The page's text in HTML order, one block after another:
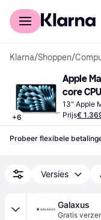
Voor shoppers
Klarna/Shoppen/
+6
Apple
core
Memory,
13" Apple
Prijs€
Probeer flexibele
Versies
Galaxus
Gratis